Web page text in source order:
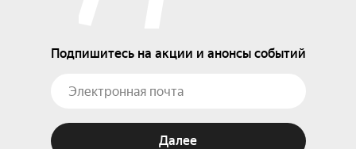
Подпишитесь на акции и анонсы событий
Далее